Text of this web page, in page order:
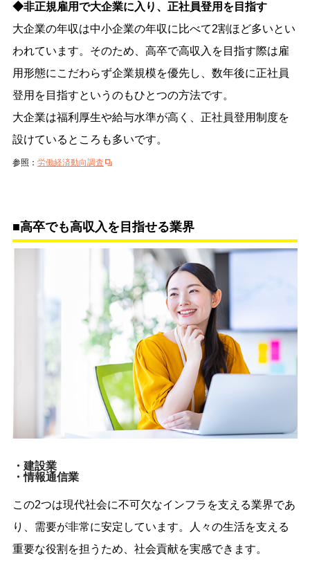
◆非正規雇用で大企業に入り、正社員登用を目指す
大企業の年収は中小企業の年収に比べて2割ほど多いとい
われています。そのため、高卒で高収入を目指す際は雇
用形態にこだわらず企業規模を優先し、数年後に正社員
登用を目指すというのもひとつの方法です。
大企業は福利厚生や給与水準が高く、正社員登用制度を
設けているところも多いです。
参照： 労働経済動向調査
■高卒でも高収入を目指せる業界
・建設業
・情報通信業
この2つは現代社会に不可欠なインフラを支える業界であ
り、需要が非常に安定しています。人々の生活を支える
重要な役割を担うため、社会貢献を実感できます。